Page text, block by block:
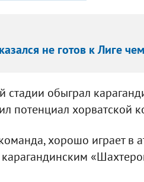
не готов к Лиге
обыграл
потенциал хорватской
хорошо играет в
карагандинским